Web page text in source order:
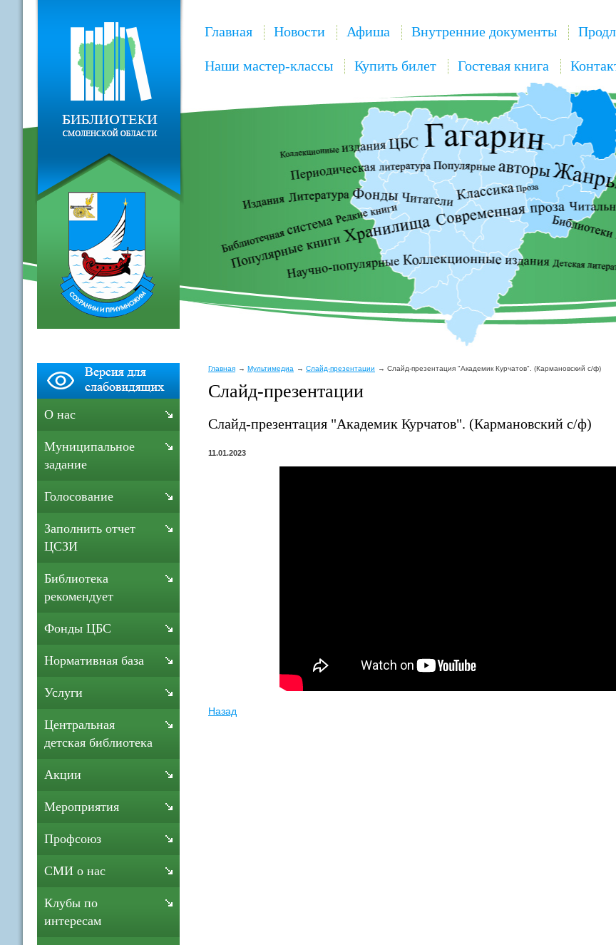
Главная Новости Афиша Внутренние документы
Наши мастер-классы Купить билет Гостевая книга
Главная Мультимедиа Слайд-презентации Слайд-презентация "Академик Курчатов". (Кармановский с/ф)
Слайд-презентации
Слайд-презентация "Академик Курчатов". (Кармановский с/ф)
11.01.2023
Назад
О нас
Муниципальное
задание
Голосование
Заполнить отчет
ЦСЗИ
Библиотека
рекомендует
Фонды ЦБС
Нормативная база
Услуги
Центральная
детская библиотека
Акции
Мероприятия
Профсоюз
СМИ о нас
Клубы по
интересам